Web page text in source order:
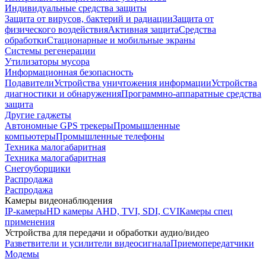
Индивидуальные средства защиты
Защита от вирусов, бактерий и радиацииЗащита от
физического воздействияАктивная защитаСредства
обработкиСтационарные и мобильные экраны
Системы регенерации
Утилизаторы мусора
Информационная безопасность
ПодавителиУстройства уничтожения информацииУстройства
диагностики и обнаруженияПрограммно-аппаратные средства
защита
Другие гаджеты
Автономные GPS трекерыПромышленные
компьютерыПромышленные телефоны
Техника малогабаритная
Техника малогабаритная
Снегоуборщики
Распродажа
Распродажа
Камеры видеонаблюдения
IP-камерыHD камеры AHD, TVI, SDI, CVIКамеры спец
применения
Устройства для передачи и обработки аудио/видео
Разветвители и усилители видеосигналаПриемопередатчики
Модемы